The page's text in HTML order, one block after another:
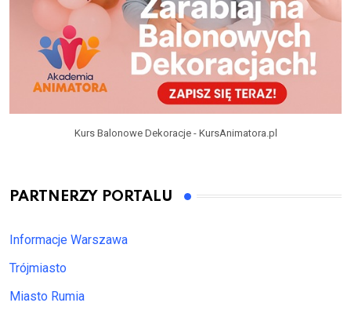
Kurs Balonowe Dekoracje - KursAnimatora.pl
PARTNERZY PORTALU
Informacje Warszawa
Trójmiasto
Miasto Rumia